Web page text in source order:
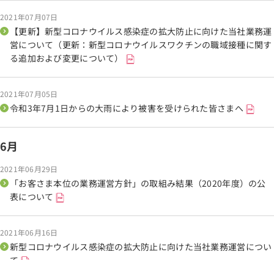
2021年07月07日
【更新】新型コロナウイルス感染症の拡大防止に向けた当社業務運
営について（更新：新型コロナウイルスワクチンの職域接種に関す
る追加および変更について）
2021年07月05日
令和3年7月1日からの大雨により被害を受けられた皆さまへ
6月
2021年06月29日
「お客さま本位の業務運営方針」の取組み結果（2020年度）の公
表について
2021年06月16日
新型コロナウイルス感染症の拡大防止に向けた当社業務運営につい